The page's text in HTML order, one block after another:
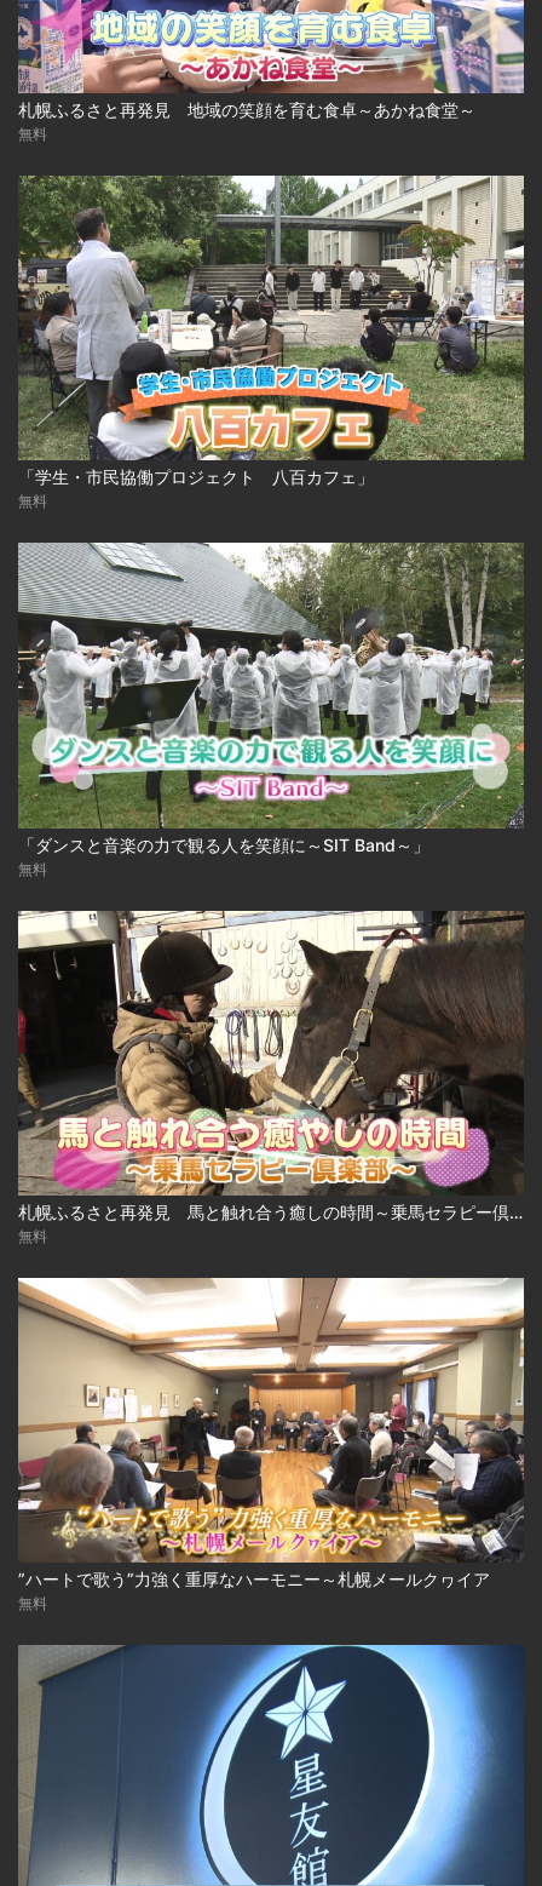
札幌ふるさと再発見 地域の笑顔を育む食卓～あかね食堂～
無料
「学生・市民協働プロジェクト 八百カフェ」
無料
「ダンスと音楽の力で観る人を笑顔に～SIT Band～」
無料
札幌ふるさと再発見 馬と触れ合う癒しの時間～乗馬セラピー倶楽部～
無料
”ハートで歌う”力強く重厚なハーモニー～札幌メールクヮイア
無料